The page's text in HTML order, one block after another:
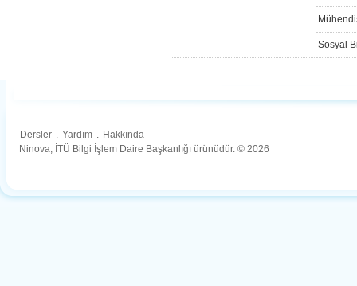
Sosyal
Dersler . Yardım . Hakkında
Ninova, İTÜ Bilgi İşlem Daire Başkanlığı ürünüdür. © 2026